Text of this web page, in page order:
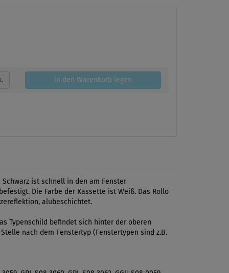
in den Warenkorb legen
Schwarz ist schnell in den am Fenster
Die Farbe der Kassette ist Weiß. Das Rollo
alubeschichtet.
Typenschild befindet sich hinter der oberen
nach dem Fenstertyp (Fenstertypen sind z.B.